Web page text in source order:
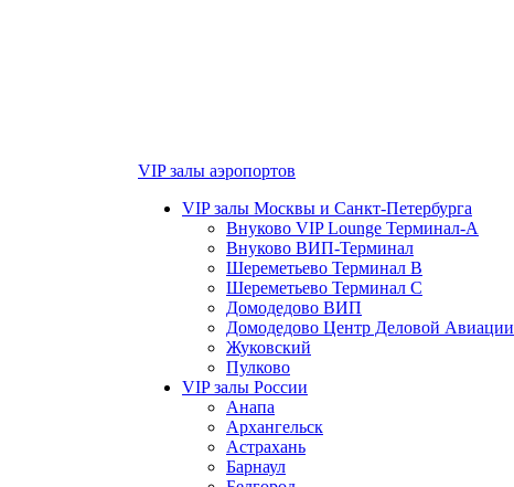
VIP залы аэропортов
VIP залы Москвы и Санкт-Петербурга
Внуково VIP Lounge Терминал-А
Внуково ВИП-Терминал
Шереметьево Терминал B
Шереметьево Терминал C
Домодедово ВИП
Домодедово Центр Деловой Авиации
Жуковский
Пулково
VIP залы России
Анапа
Архангельск
Астрахань
Барнаул